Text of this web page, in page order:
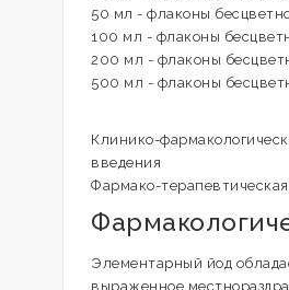
50 мл - флаконы
100 мл - флаконы
200 мл - флаконы
500 мл - флаконы
Клинико-
введения
Фармако-
Элементарный йод
выраженное